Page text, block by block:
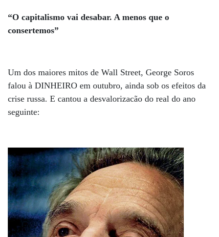
“O capitalismo vai desabar. A menos que o
consertemos”
Um dos maiores mitos de Wall Street, George Soros
falou à DINHEIRO em outubro, ainda sob os efeitos da
crise russa. E cantou a desvalorizacão do real do ano
seguinte: